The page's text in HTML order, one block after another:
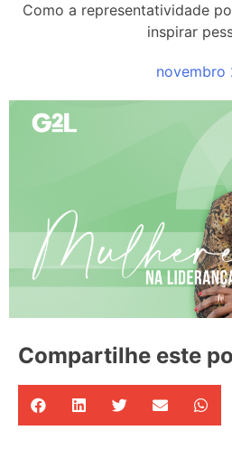
Como a representatividade
inspirar
novembro
Compartilhe este